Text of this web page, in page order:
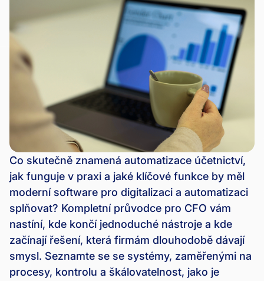
Co skutečně znamená automatizace účetnictví,
jak funguje v praxi a jaké klíčové funkce by měl
moderní software pro digitalizaci a automatizaci
splňovat? Kompletní průvodce pro CFO vám
nastíní, kde končí jednoduché nástroje a kde
začínají řešení, která firmám dlouhodobě dávají
smysl. Seznamte se se systémy, zaměřenými na
procesy, kontrolu a škálovatelnost, jako je